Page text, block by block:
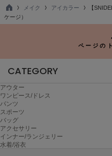
USAGI Vintage
VEJA
ヴェジャ
TO
P
メイク アイカラー
【
ケージ）
ページの
CATEGORY
アウター
ワンピース/ドレス
パンツ
スポーツ
バッグ
アクセサリー
インナー/ランジェリー
水着/浴衣